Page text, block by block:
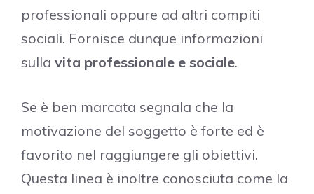
professionali oppure ad altri compiti
sociali. Fornisce dunque informazioni
sulla vita professionale e sociale.
Se è ben marcata segnala che la
motivazione del soggetto è forte ed è
favorito nel raggiungere gli obiettivi.
Questa linea è inoltre conosciuta come la